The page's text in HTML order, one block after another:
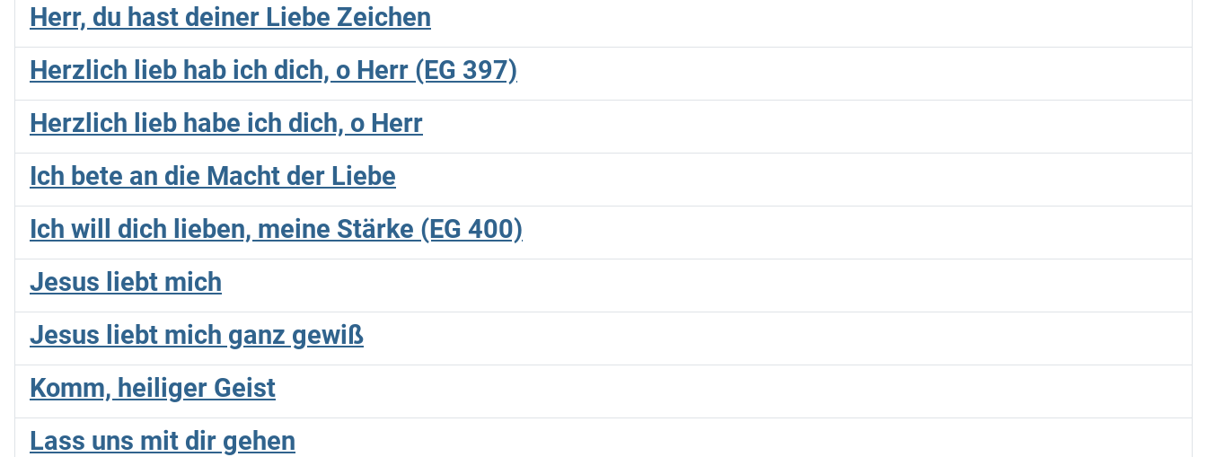
Herr, du hast deiner Liebe Zeichen
Herzlich lieb hab ich dich, o Herr (EG 397)
Herzlich lieb habe ich dich, o Herr
Ich bete an die Macht der Liebe
Ich will dich lieben, meine Stärke (EG 400)
Jesus liebt mich
Jesus liebt mich ganz gewiß
Komm, heiliger Geist
Lass uns mit dir gehen